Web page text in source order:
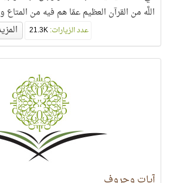
اللَّه من القرآن العظيم عمّا هم فيه من المتاع
عدد الزيارات:21.3K